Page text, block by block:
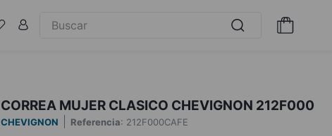
CORREA MUJER CLASICO CHEVIGNON 212F000
CHEVIGNON Referencia: 212F000CAFE